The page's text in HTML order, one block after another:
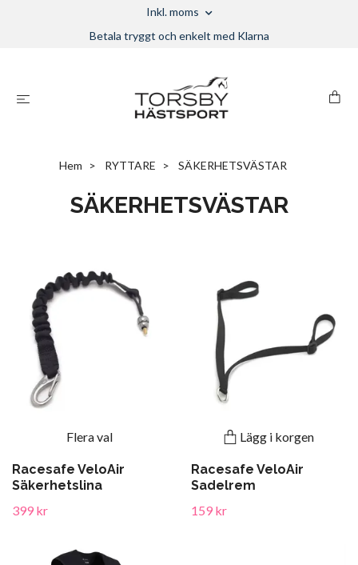
Inkl. moms
Betala tryggt och enkelt med Klarna
Hem RYTTARE SÄKERHETSVÄSTAR
SÄKERHETSVÄSTAR
Flera val
Racesafe VeloAir
Säkerhetslina
399 kr
Lägg i korgen
Racesafe VeloAir
Sadelrem
159 kr